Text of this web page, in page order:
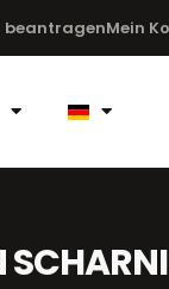
beantragenMein